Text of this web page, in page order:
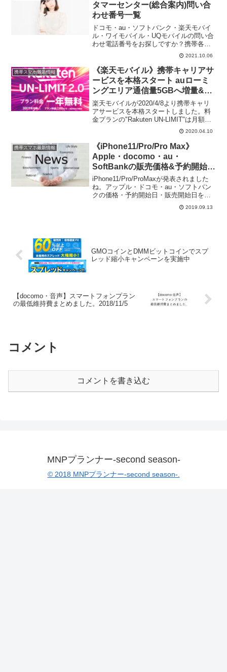
タマーセンター(総合案内)問い合
わせ番号一覧
ドコモ・au・ソフトバンク・楽天モバイ
ル・ワイモバイル・UQモバイルの問い合
わせ電話番号をお探しですか？携帯各社
のオペレーター対応のカスタマーセンタ
ー問い合わせ電話番号を紹介します。
2021.10.06
携帯スマホ最新情報
《楽天モバイル》携帯キャリアサ
ービスを本格スタート auローミ
ングエリア通信量5GBへ増量&速
度制限時1Mbpsへアップ
楽天モバイルが2020/4/8より携帯キャリ
アサービスを本格スタートしました。料
金プランの"Rakuten UN-LIMIT"は月額
2,980円(税別)でデータ使い放題、国内通
話がかけ放題(Rakuten Linkを利用)。国内
大手3社ドコ...
2020.04.10
携帯スマホ最新情報
《iPhone11/Pro/Pro Max》
Apple・docomo・au・
SoftBankの販売価格&予約開始日
&発売開始日まとめたよ
iPhone11/Pro/ProMaxが発表されました
ね。アップル・ドコモ・au・ソフトバン
クの価格・予約開始日・販売開始日をま
とめてみました。各社の価格が揃いまし
たので、更新しときます。また、税込と
2019.09.13
GMOコインとDMMビットコインでスプ
レッド縮小キャンペーンを実施中
【docomo・音声】スマートフォンプラン
の最低維持費まとめました。2018/11/5
コメント
コメントを書き込む
MNPプランナー-second season-
© 2018 MNPプランナー-second season-.